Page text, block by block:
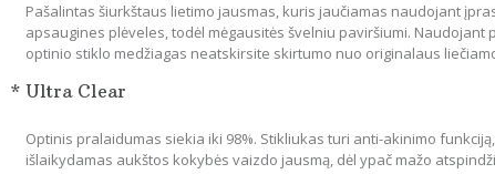
Pašalintas šiurkštaus lietimo jausmas, kuris jaučiamas naudojant
apsaugines plėveles, todėl mėgausitės švelniu paviršiumi. Naudojant
optinio stiklo medžiagas neatskirsite skirtumo nuo originalaus
* Ultra Clear
Optinis pralaidumas siekia iki 98%. Stikliukas turi anti-akinimo
išlaikydamas aukštos kokybės vaizdo jausmą, dėl ypač mažo